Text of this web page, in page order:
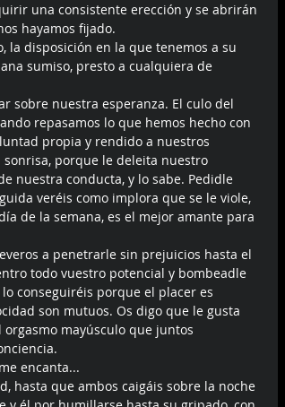
una consistente erección y se abrirán
hayamos fijado.
la disposición en la que tenemos a su
sumiso, presto a cualquiera de
sobre nuestra esperanza. El culo del
repasamos lo que hemos hecho con
propia y rendido a nuestros
sonrisa, porque le deleita nuestro
nuestra conducta, y lo sabe. Pedidle
veréis como implora que se le viole,
de la semana, es el mejor amante para
a penetrarle sin prejuicios hasta el
todo vuestro potencial y bombeadle
conseguiréis porque el placer es
son mutuos. Os digo que le gusta
mayúsculo que juntos
encanta...
hasta que ambos caigáis sobre la noche